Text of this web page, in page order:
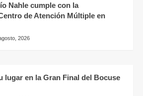
Nahle cumple con la
de Atención Múltiple en
2026
lugar en la Gran Final del Bocuse